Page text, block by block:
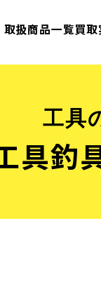
取扱商品一覧買
工具
具釣